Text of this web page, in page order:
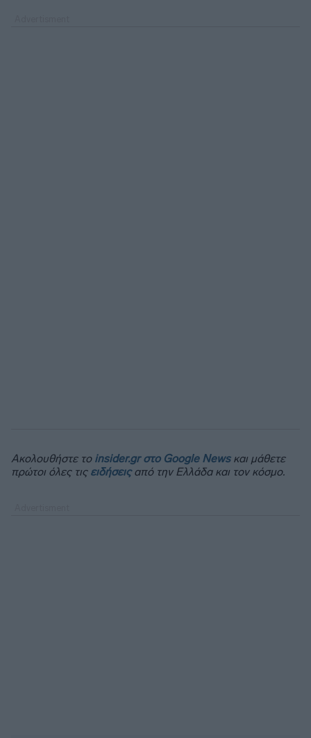
Ακολουθήστε το insider.gr στο Google Newsκαι μάθετε
πρώτοι όλες τις ειδήσειςαπό την Ελλάδα και τον κόσμο.